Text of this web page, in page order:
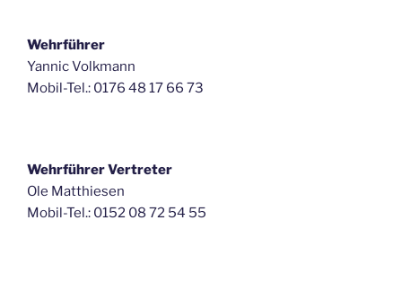
Wehrführer
Yannic Volkmann
Mobil-Tel.: 0176 48 17 66 73
Wehrführer Vertreter
Ole Matthiesen
Mobil-Tel.: 0152 08 72 54 55